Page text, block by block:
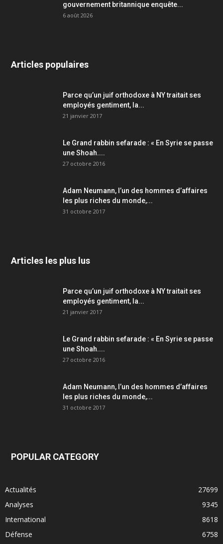
gouvernement britannique enquête...
6 août 2026
Articles populaires
Parce qu’un juif orthodoxe à NY traitait ses
employés gentiment, la...
21 janvier 2017
Le Grand rabbin sefarade : « En Syrie se passe
une Shoah....
27 octobre 2016
Adam Neumann, l’un des hommes d’affaires
les plus riches du monde,...
31 octobre 2017
Articles les plus lus
Parce qu’un juif orthodoxe à NY traitait ses
employés gentiment, la...
21 janvier 2017
Le Grand rabbin sefarade : « En Syrie se passe
une Shoah....
27 octobre 2016
Adam Neumann, l’un des hommes d’affaires
les plus riches du monde,...
31 octobre 2017
POPULAR CATEGORY
Actualités
27699
Analyses
9345
International
8618
Défense
6758